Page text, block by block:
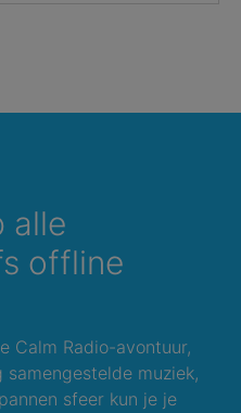
alle
offline
Calm Radio-avontuur,
muziek,
sfeer kun je je